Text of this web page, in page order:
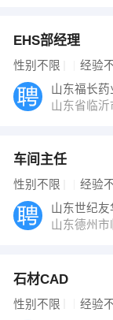
EHS部经理
性别不限 经验
山东福长药
山东省临沂
车间主任
性别不限 经验
山东世纪友
山东德州
石材CAD
性别不限 经验